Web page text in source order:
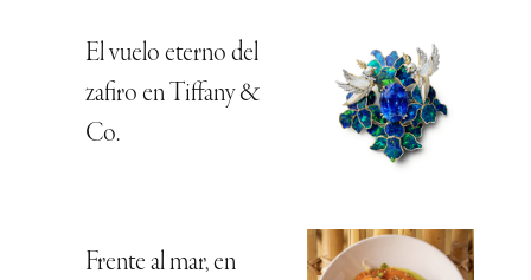
El vuelo eterno del
zafiro en Tiffany &
Co.
Frente al mar, en